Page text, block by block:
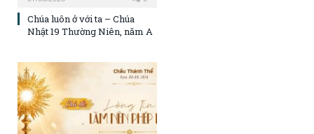
Chúa luôn ở với ta – Chúa
Nhật 19 Thường Niên, năm A